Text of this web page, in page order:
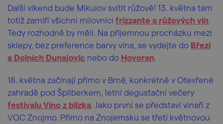
Další víkend bude Mikulov svítit růžově! 13. května tam
totiž zamíří všichni milovníci frizzante a růžových vín.
Tedy rozhodně by měli. Na příjemnou procházku mezi
sklepy, bez preference barvy vína, se vydejte do Březí
a Dolních Dunajovic nebo do Hovoran.
18. května začínají přímo v Brně, konkrétně v Otevřené
zahradě pod Špilberkem, letní degustační večery
festivalu Víno z blízka. Jako první se představí vinaři z
VOC Znojmo. Přímo na Znojemsku se třetí květnovou